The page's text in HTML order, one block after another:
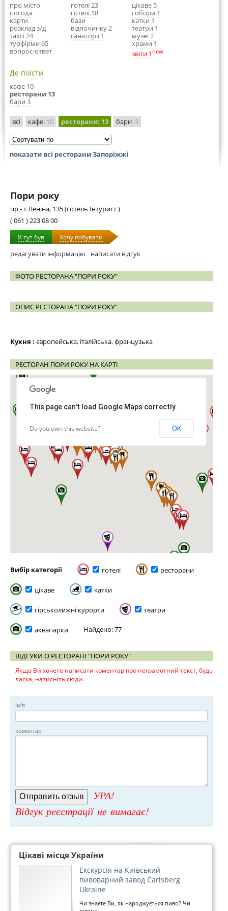
про місто
погода
карти
розклад з/д
таксі 24
турфірми 65
вопрос-ответ
готелі 23
готелі 18
бази
відпочинку 2
санаторії 1
цікаве 5
собори 1
катки 1
театри 1
музеї 2
храми 1
звіти 1 new
Де поїсти
кафе 10
ресторани 13
бари 3
всі кафе: 10 ресторани: 13 бари: 3
показати всі ресторани Запоріжжі
Пори року
пр - т Леніна, 135 (готель Інтурист )
( 061 ) 223 08 00
Я тут був Хочу побувати
редагувати інформацію написати відгук
ФОТО РЕСТОРАНА "ПОРИ РОКУ"
ОПИС РЕСТОРАНА "ПОРИ РОКУ"
Кухня : європейська, італійська, французька
РЕСТОРАН ПОРИ РОКУ НА КАРТІ
This page can't load Google Maps correctly.
Do you own this website? OK
Вибір категорії готелі ресторани
цікаве катки
гірськолижні курорти театри
аквапарки Найдено: 77
ВІДГУКИ О РЕСТОРАНІ "ПОРИ РОКУ"
Якщо Ви хочете написати коментар про неграмотний текст, будь
ласка, натисніть сюди.
ім'я
коментар
УРА!
Відгук реєстрації не вимагає!
Цікаві місця України
Екскурсія на Київський
пивоварний завод Carlsberg
Ukraine
Чи знаєте Ви, як народжується пиво? Чи